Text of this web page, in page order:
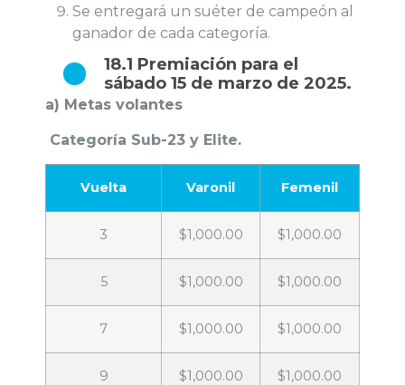
Se entregará un suéter de campeón al
ganador de cada categoría.
18.1 Premiación para el
sábado 15 de marzo de 2025.
a) Metas volantes
Categoría Sub-23 y Elite.
Vuelta Varonil Femenil
3 $1,000.00 $1,000.00
5 $1,000.00 $1,000.00
7 $1,000.00 $1,000.00
9 $1,000.00 $1,000.00